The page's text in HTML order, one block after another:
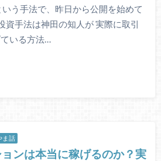
いう手法で、昨日から公開を始めて
手法は神田の知人が 実際に取引
いる方法…
ま話
ンは本当に稼げるのか？実